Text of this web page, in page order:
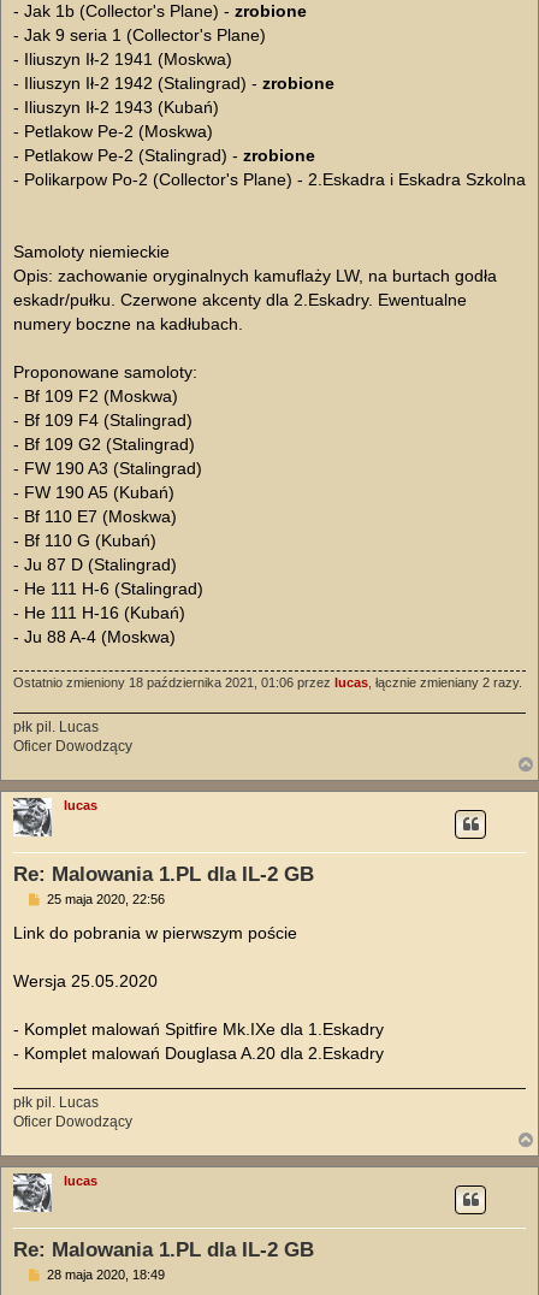
- Jak 1b (Collector's Plane) - zrobione
- Jak 9 seria 1 (Collector's Plane)
- Iliuszyn Ił-2 1941 (Moskwa)
- Iliuszyn Ił-2 1942 (Stalingrad) - zrobione
- Iliuszyn Ił-2 1943 (Kubań)
- Petlakow Pe-2 (Moskwa)
- Petlakow Pe-2 (Stalingrad) - zrobione
- Polikarpow Po-2 (Collector's Plane) - 2.Eskadra i Eskadra Szkolna
Samoloty niemieckie
Opis: zachowanie oryginalnych kamuflaży LW, na burtach godła
eskadr/pułku. Czerwone akcenty dla 2.Eskadry. Ewentualne
numery boczne na kadłubach.
Proponowane samoloty:
- Bf 109 F2 (Moskwa)
- Bf 109 F4 (Stalingrad)
- Bf 109 G2 (Stalingrad)
- FW 190 A3 (Stalingrad)
- FW 190 A5 (Kubań)
- Bf 110 E7 (Moskwa)
- Bf 110 G (Kubań)
- Ju 87 D (Stalingrad)
- He 111 H-6 (Stalingrad)
- He 111 H-16 (Kubań)
- Ju 88 A-4 (Moskwa)
Ostatnio zmieniony 18 października 2021, 01:06 przez lucas , łącznie zmieniany 2 razy.
płk pil. Lucas
Oficer Dowodzący
lucas
Re: Malowania 1.PL dla IL-2 GB
P
s
25 maja 2020, 22:56
Link do pobrania w pierwszym poście
Wersja 25.05.2020
- Komplet malowań Spitfire Mk.IXe dla 1.Eskadry
- Komplet malowań Douglasa A.20 dla 2.Eskadry
płk pil. Lucas
Oficer Dowodzący
lucas
Re: Malowania 1.PL dla IL-2 GB
P28 maja 2020, 18:49